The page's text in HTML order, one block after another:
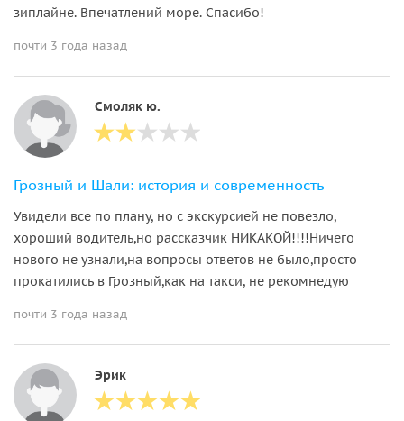
зиплайне. Впечатлений море. Спасибо!
почти 3 года назад
Смоляк ю.
Грозный и Шали: история и современность
Увидели все по плану, но с экскурсией не повезло,
хороший водитель,но рассказчик НИКАКОЙ!!!!Ничего
нового не узнали,на вопросы ответов не было,просто
прокатились в Грозный,как на такси, не рекомнедую
почти 3 года назад
Эрик